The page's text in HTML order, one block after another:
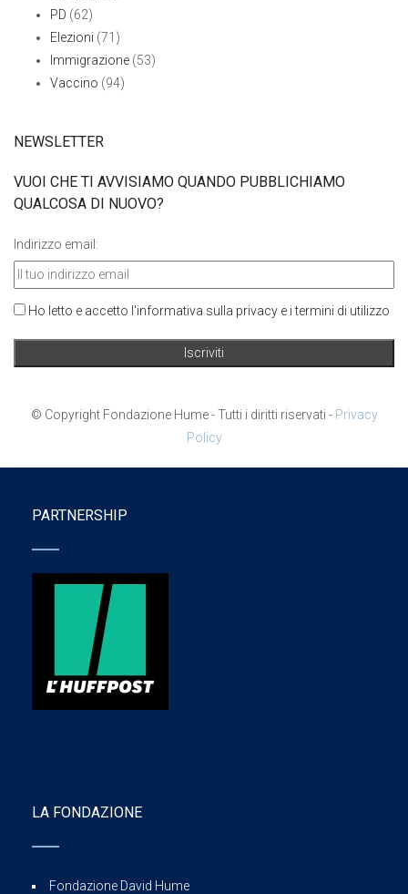
PD (62)
Elezioni (71)
Immigrazione (53)
Vaccino (94)
NEWSLETTER
VUOI CHE TI AVVISIAMO QUANDO PUBBLICHIAMO
QUALCOSA DI NUOVO?
Indirizzo email:
Ho letto e accetto l'informativa sulla privacy e i termini di utilizzo
© Copyright Fondazione Hume - Tutti i diritti riservati - Privacy
Policy
PARTNERSHIP
LA FONDAZIONE
Fondazione David Hume